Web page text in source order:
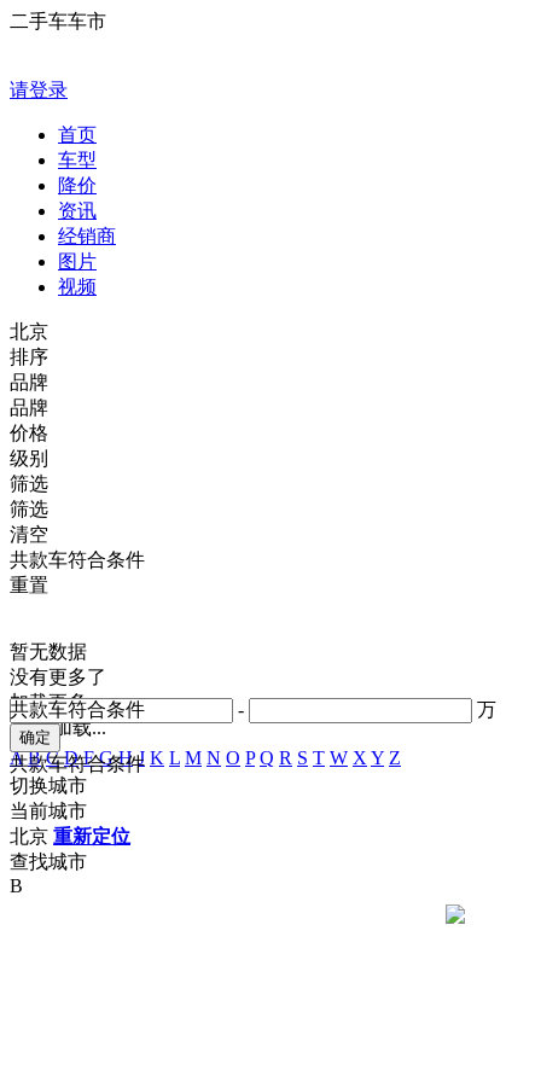
二手车车市
请登录
首页
车型
降价
资讯
经销商
图片
视频
北京
排序
品牌
品牌
价格
- 万
共款车符合条件
级别
共款车符合条件
筛选
筛选
清空
共款车符合条件
重置
暂无数据
没有更多了
加载更多
正在加载...
A B C D F G H J K L M N O P Q R S T W X Y Z
切换城市
当前城市
北京 重新定位
查找城市
B